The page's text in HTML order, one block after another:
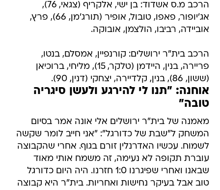
הרכב מ.ס אשדוד: בן ישי, אלקריף (צגאי, 76),
אג'יופור, פאפו, טובול, אופיר (תורג'מן, 66), פרץ,
אוביידה, רביבו, הולצמן, אובוקה.
הרכב בית"ר ירושלים: קורנפיין, אמסלם, בנטו,
פריירה, בנין, היידמן (טלקר, 15), מליחי, ברוכיאן
(ששון, 86), בנין, קלדיירה, יצחקי (דנין, 90).
אוחנה: "תנו לי להירגע ולעשן סיגריה
טובה"
מאמנה של בית"ר ירושלים אלי אונה אמר בסיום
המשחק ל"שבת של כדורגל": "אני חייב לומר שקשה
לשמוח. עכשיו האדרנלין זורם בגוף. אחרי שהקבוצה
עוברת תקופה לא נעימה, זה משמח אותי מאוד
שבאנו ואחרי שפיגרנו 1:0 חזרנו. היה היום כדורגל
טוב אבל בעיקר נחישות ואחריות. בית"ר היא קבוצה